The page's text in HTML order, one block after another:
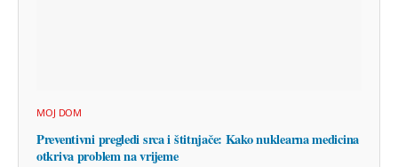
MOJ DOM
Preventivni pregledi srca i štitnjače: Kako nuklearna medicina
otkriva problem na vrijeme